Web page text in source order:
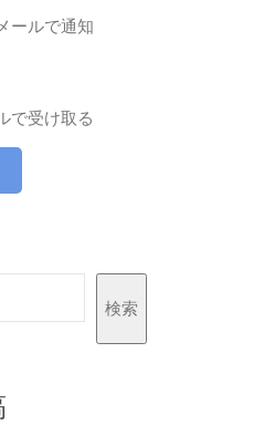
ールで通知
で受け取る
検索